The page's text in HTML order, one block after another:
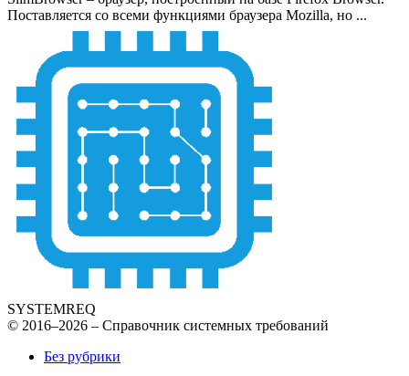
Поставляется со всеми функциями браузера Mozilla, но ...
SYSTEMREQ
© 2016–2026 – Справочник системных требований
Без рубрики